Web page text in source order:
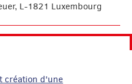
L-1821 Luxembourg
création d'une